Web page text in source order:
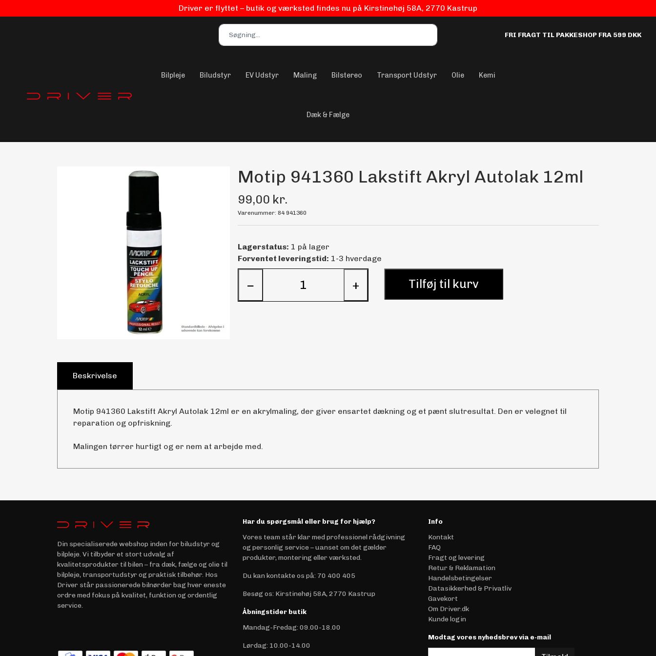
Driver er flyttet – butik og værksted findes nu på Kirstinehøj 58A, 2770 Kastrup
FRI FRAGT TIL PAKKESHOP FRA 599 DKK
Bilpleje Biludstyr EV Udstyr Maling Bilstereo Transport Udstyr Olie Kemi
Dæk & Fælge
Motip 941360 Lakstift Akryl Autolak 12ml
99,00 kr.
Varenummer: 84 941360
Lagerstatus: 1 på lager
Forventet leveringstid: 1-3 hverdage
− + Tilføj til kurv
Beskrivelse
Motip 941360 Lakstift Akryl Autolak 12ml er en akrylmaling, der giver ensartet dækning og et pænt slutresultat. Den er velegnet til
reparation og opfriskning.
Malingen tørrer hurtigt og er nem at arbejde med.
Din specialiserede webshop inden for biludstyr og
bilpleje. Vi tilbyder et stort udvalg af
kvalitetsprodukter til bilen – fra dæk, fælge og olie til
bilpleje, transportudstyr og praktisk tilbehør. Hos
Driver står passionerede bilnørder bag hver eneste
ordre med fokus på kvalitet, funktion og ordentlig
service.
Har du spørgsmål eller brug for hjælp?
Vores team står klar med professionel rådgivning
og personlig service – uanset om det gælder
produkter, montering eller værksted.
Du kan kontakte os på: 70 400 405
Besøg os: Kirstinehøj 58A, 2770 Kastrup
Åbningstider butik
Mandag-Fredag: 09.00-18.00
Lørdag: 10.00-14.00
Info
Kontakt
FAQ
Fragt og levering
Retur & Reklamation
Handelsbetingelser
Datasikkerhed & Privatliv
Gavekort
Om Driver.dk
Kunde login
Modtag vores nyhedsbrev via e-mail